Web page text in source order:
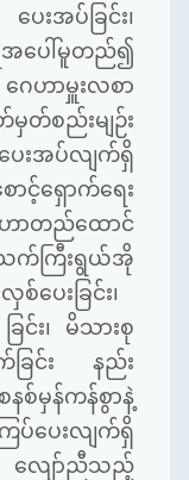
ပေးအပ်ခြင်း၊
အပေါ်မူတည်၍
ဂေဟာမှူးလစာ
တ်စည်းမျဉ်း
ေးအပ်လျက်ရှိ
ောင့်ရှောက်ရေး
ာတည်ထောင်
က်ကြီးရွယ်အို
ပေးခြင်း၊
ခြင်း၊
မိသားစု
ခြင်း
နည်း
နစ်မှန်ကန်စွာနဲ့
ြပ်ပေးလျက်ရှိ
လျော်ညီသည့်